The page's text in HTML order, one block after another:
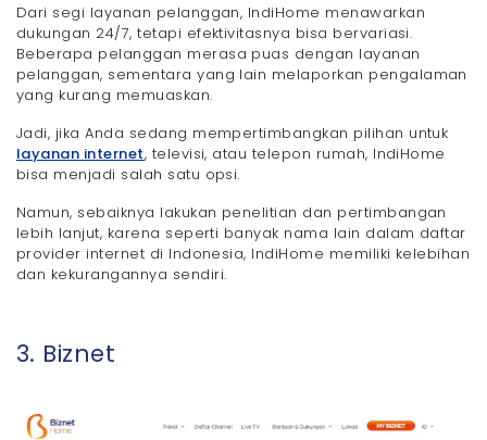
Dari segi layanan pelanggan, IndiHome menawarkan
dukungan 24/7, tetapi efektivitasnya bisa bervariasi.
Beberapa pelanggan merasa puas dengan layanan
pelanggan, sementara yang lain melaporkan pengalaman
yang kurang memuaskan.
Jadi, jika Anda sedang mempertimbangkan pilihan untuk
layanan internet, televisi, atau telepon rumah, IndiHome
bisa menjadi salah satu opsi.
Namun, sebaiknya lakukan penelitian dan pertimbangan
lebih lanjut, karena seperti banyak nama lain dalam daftar
provider internet di Indonesia, IndiHome memiliki kelebihan
dan kekurangannya sendiri.
3. Biznet